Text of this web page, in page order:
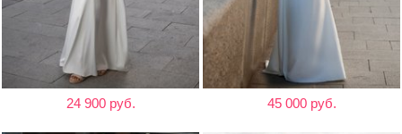
24 900 руб. 45 000 руб.